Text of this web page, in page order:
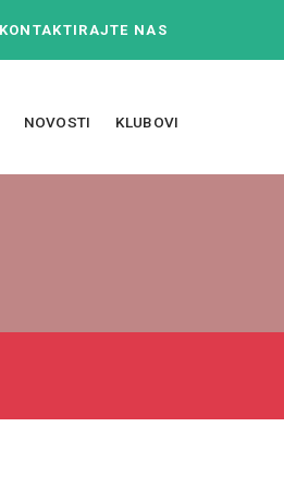
KONTAKTIRAJTE NAS
NOVOSTI KLUBOVI